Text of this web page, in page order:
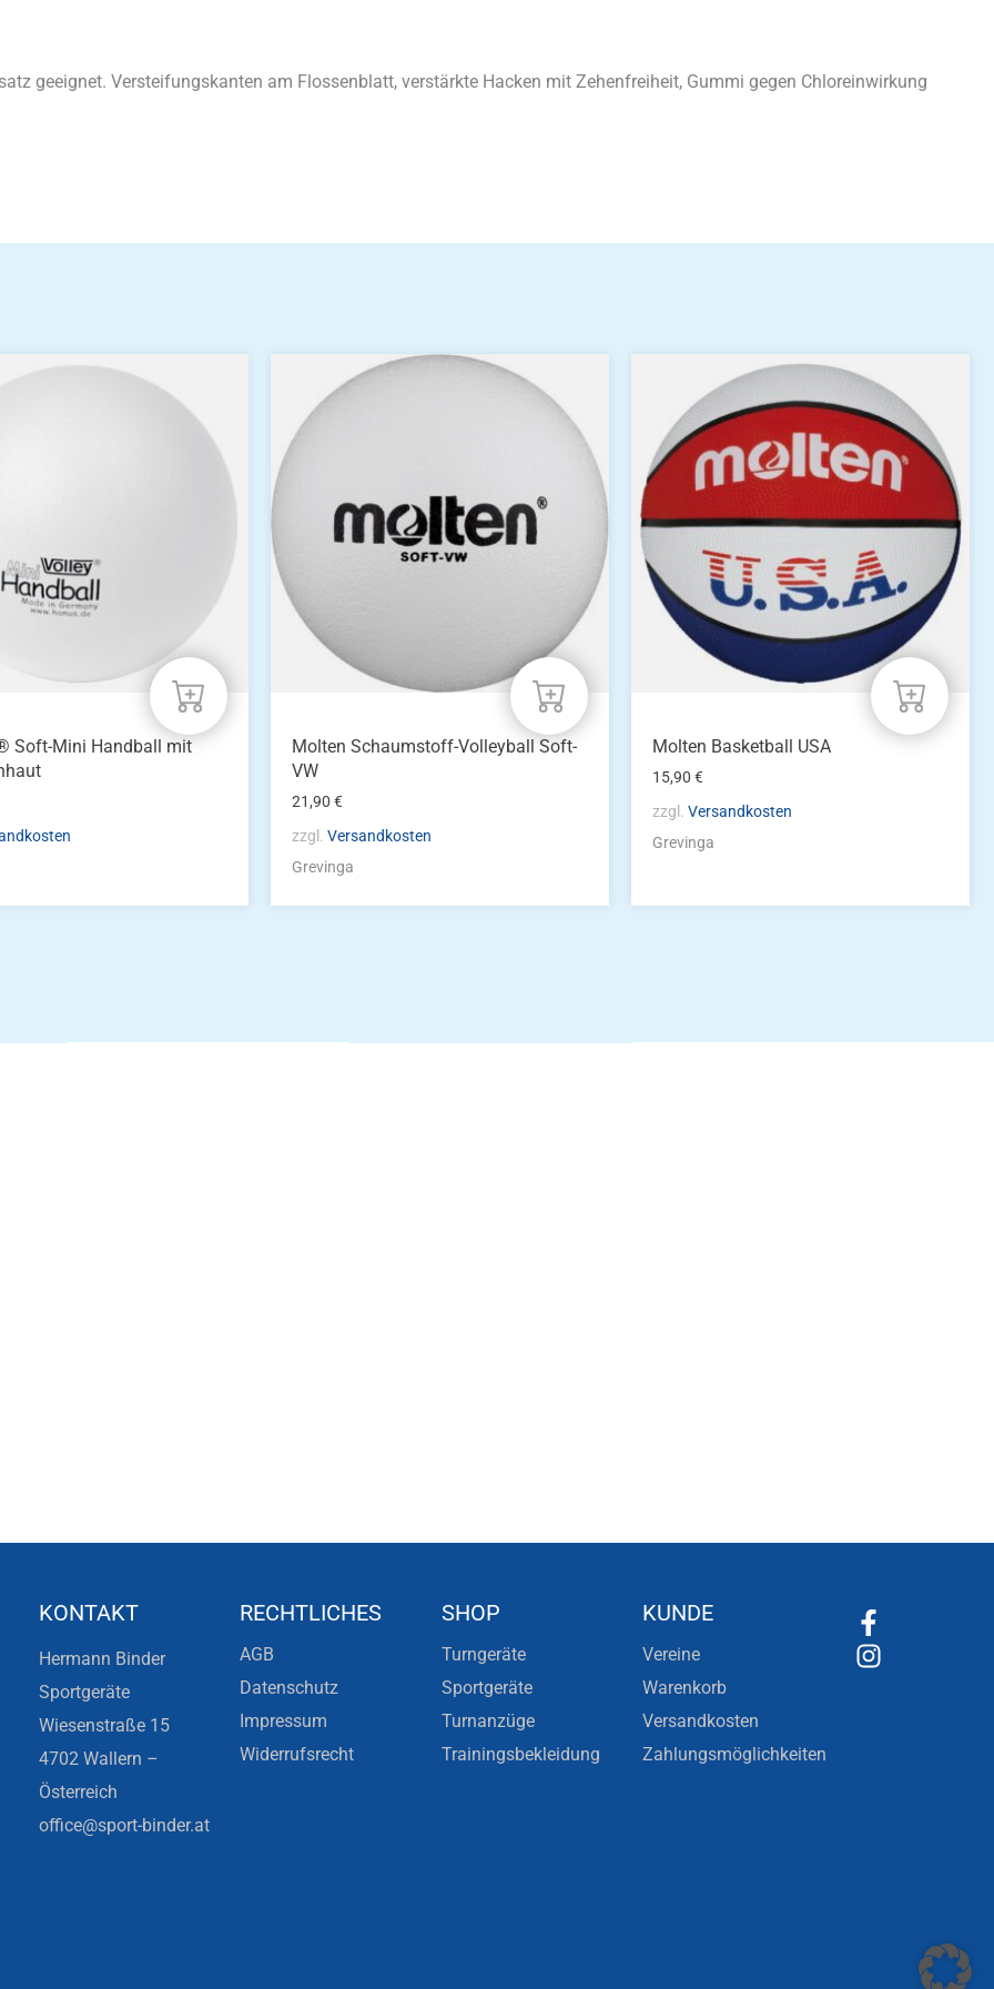
geeignet. Versteifungskanten am Flossenblatt, verstärkte Hacken mit Zehenfreiheit, Gummi gegen Chloreinwirkung
Soft-Mini Handball mit
Molten Schaumstoff-Volleyball Soft-
VW
21,90€
zzgl.Versandkosten
Grevinga
Molten Basketball USA
15,90€
zzgl.Versandkosten
Grevinga
KONTAKT
Hermann Binder
Sportgeräte
Wiesenstraße 15
4702 Wallern –
Österreich
office@sport-binder.at
RECHTLICHES
AGB
Datenschutz
Impressum
Widerrufsrecht
SHOP
Turngeräte
Sportgeräte
Turnanzüge
Trainingsbekleidung
KUNDE
Vereine
Warenkorb
Versandkosten
Zahlungsmöglichkeiten